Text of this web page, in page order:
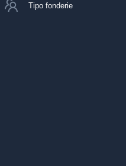
Tipo fonderie